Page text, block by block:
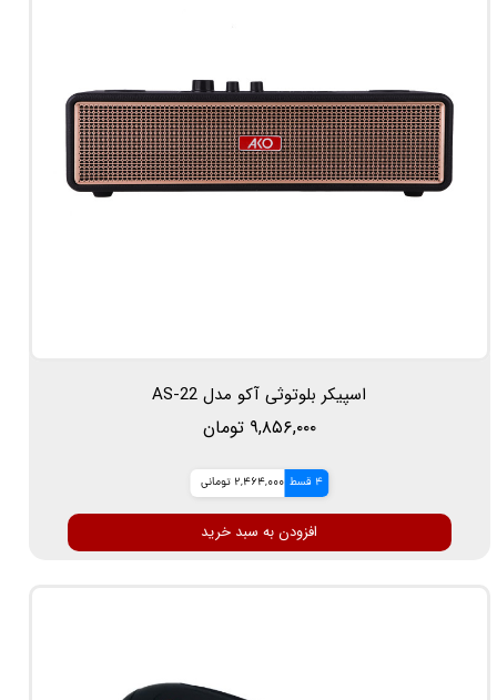
اسپیکر بلوتوثی آکو مدل AS-22
۹,۸۵۶,۰۰۰ تومان
4 قسط 2,464,000 تومانی
افزودن به سبد خرید